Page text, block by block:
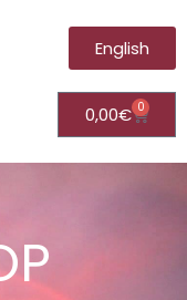
English
0,00€ 0